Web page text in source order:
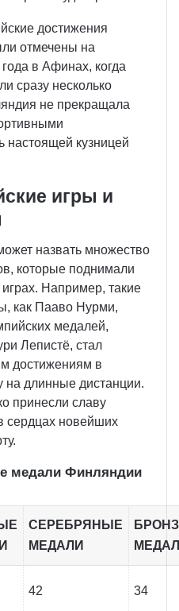
достижения
отмечены на
в Афинах, когда
сразу несколько
не прекращала
настоящей кузницей
игры и
назвать множество
которые поднимали
Например, такие
как Пааво Нурми,
медалей,
Лепистё, стал
достижениям в
на длинные дистанции.
принесли славу
сердцах новейших
медали Финляндии
СЕРЕБРЯНЫЕ
МЕДАЛИ
42 34